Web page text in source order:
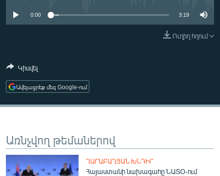
ՄԻՋԱԶԳԱՅԻՆ
ՄՇԱԿՈՒՅԹ
ՄԵԿՆԱԲԱՆՈՒԹՅՈՒՆ
ՏՏ ԵՒ ԻՆՏԵՐՆԵՏ
ԲԱՆԱՎԵՃ
ՁԳՏԵԼՈՎ ԼԱՎԱԳՈՒՅՆԻՆ
0:00 3:19
Ուղիղ հղում
Կիսվել
Ավելացրեք մեզ Google-ում
Առնչվող թեմաներով
ՂԱՐԱԲԱՂՅԱՆ ԽՆԴԻՐ
Հայաստանի նախագահը ՆԱՏՕ-ում